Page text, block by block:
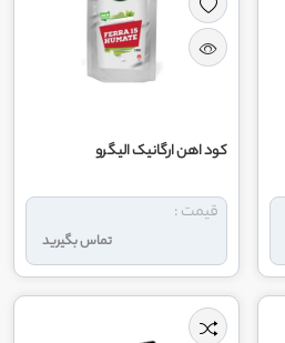
کود اهن ارگانیک الیگرو
تماس بگیرید
قیمت :